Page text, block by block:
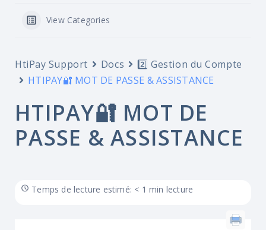
View Categories
HtiPay Support Docs
2️⃣ Gestion du Compte
HTIPAY🔐 MOT DE PASSE & ASSISTANCE
HTIPAY🔐 MOT DE
PASSE & ASSISTANCE
Temps de lecture estimé: < 1 min lecture